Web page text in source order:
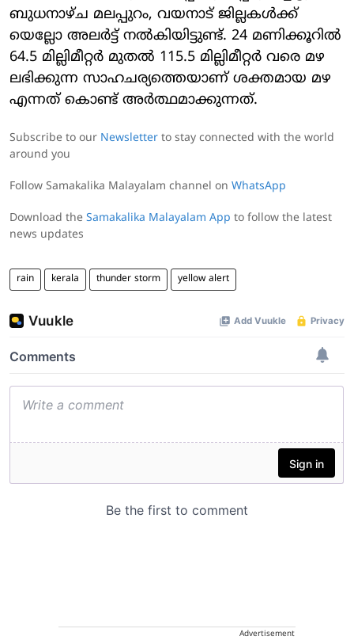
ബുധനാഴ്ച മലപ്പുറം, വയനാട് ജില്ലകള്‍ക്ക്
യെല്ലോ അലര്‍ട്ട് നല്‍കിയിട്ടുണ്ട്. 24 മണിക്കൂറില്‍
64.5 മില്ലിമീറ്റര്‍ മുതല്‍ 115.5 മില്ലിമീറ്റര്‍ വരെ മഴ
ലഭിക്കുന്ന സാഹചര്യത്തെയാണ് ശക്തമായ മഴ
എന്നത് കൊണ്ട് അര്‍ത്ഥമാക്കുന്നത്.
Subscribe to our Newsletter to stay connected with the world
around you
Follow Samakalika Malayalam channel on WhatsApp
Download the Samakalika Malayalam App to follow the latest
news updates
rain kerala thunder storm yellow alert
Advertisement